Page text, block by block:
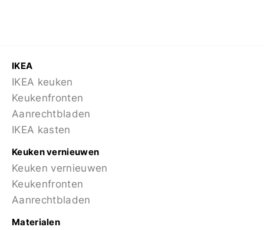
IKEA
IKEA keuken
Keukenfronten
Aanrechtbladen
IKEA kasten
Keuken vernieuwen
Keuken vernieuwen
Keukenfronten
Aanrechtbladen
Materialen